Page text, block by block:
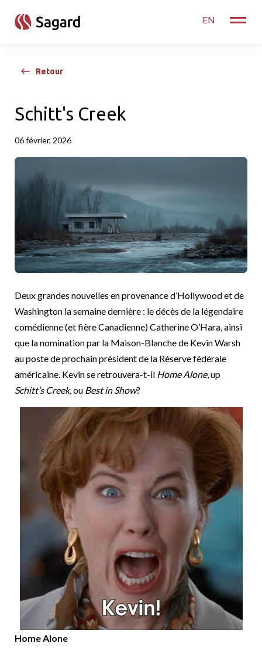
EN
Toggle
Retour
Schitt's Creek
06 février, 2026
Deux grandes nouvelles en provenance d’Hollywood et de
Washington la semaine dernière : le décès de la légendaire
comédienne (et fière Canadienne) Catherine O’Hara, ainsi
que la nomination par la Maison-Blanche de Kevin Warsh
au poste de prochain président de la Réserve fédérale
américaine. Kevin se retrouvera-t-il Home Alone, up
Schitt’s Creek, ou Best in Show?
Home Alone